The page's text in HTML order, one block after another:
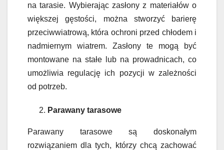
na tarasie. Wybierając zasłony z materiałów o
większej gęstości, można stworzyć barierę
przeciwwiatrową, która ochroni przed chłodem i
nadmiernym wiatrem. Zasłony te mogą być
montowane na stałe lub na prowadnicach, co
umożliwia regulację ich pozycji w zależności
od potrzeb.
Parawany tarasowe
Parawany tarasowe są doskonałym
rozwiązaniem dla tych, którzy chcą zachować